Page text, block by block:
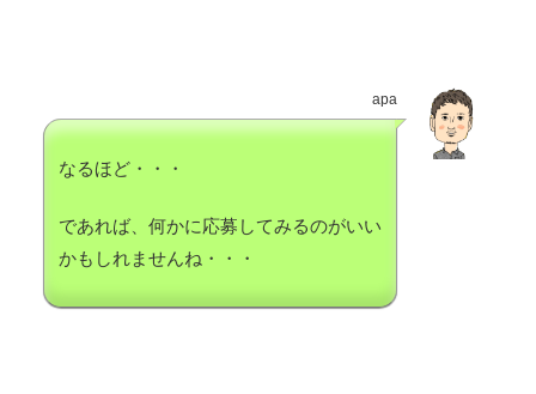
apa
なるほど・・・
であれば、何かに応募してみるのがいい
かもしれませんね・・・